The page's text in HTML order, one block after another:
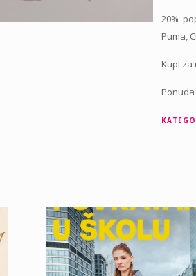
20%
Puma,
Kupi za